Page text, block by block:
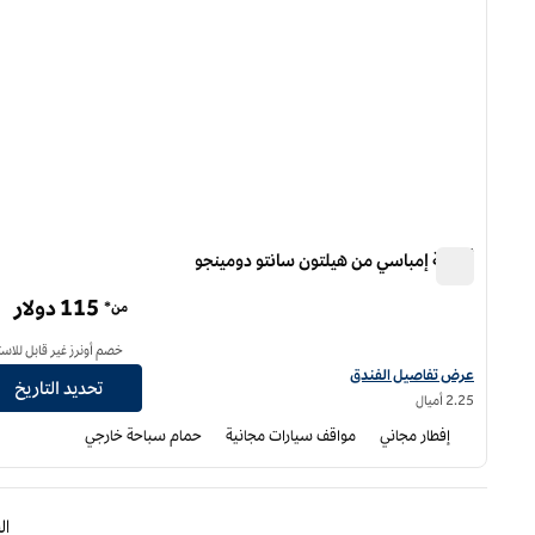
أجنحة إمباسي من هيلتون سانتو دومينجو
عرض تفاصيل الفندق لفندق أجنحة إمباسي من هيلتون سانتو دومينغو
عرض تفاصيل الفندق
2.25 أميال
من* 115 دولار
خصم أونرز غير قابل
تحديد التاريخ
إفطار مجاني مواقف سيارات مجانية حمام سباحة خارجي
الصفحة